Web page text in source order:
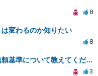
8
変わるのか知りたい
8
弁護士の意見が異なる場合の信頼基準について教えてください
3